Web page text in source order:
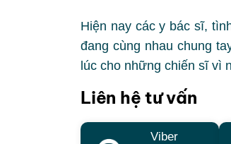
Hiện nay các y bác sĩ,
đang cùng nhau chung
lúc cho những chiến sĩ vì
Liên hệ tư vấn
Viber